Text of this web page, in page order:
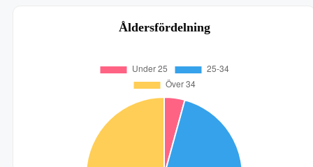
Åldersfördelning